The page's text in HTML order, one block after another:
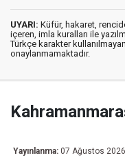
UYARI: Küfür, hakaret,
içeren, imla kuralları ile
Türkçe karakter
onaylanmamaktadır.
Yayınlanma: 07 Ağustos